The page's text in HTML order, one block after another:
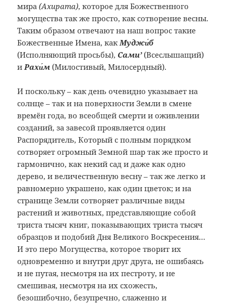
мира(Ахирата), которое для Божественного
могущества так же просто, как сотворение весны.
Таким образом отвечают на наш вопрос такие
Божественные Имена, какМуджи́б
(Исполняющий просьбы), Сами’(Всеслышащий)
иРахи́м(Милостивый, Милосердный).
И поскольку – как день очевидно указывает на
солнце – так и на поверхности Земли в смене
времён года, во всеобщей смерти и оживлении
созданий, за завесой проявляется один
Распорядитель, Который с полным порядком
сотворяет огромный Земной шар так же просто и
гармонично, как некий сад и даже как одно
дерево, и величественную весну – так же легко и
равномерно украшено, как один цветок; и на
странице Земли сотворяет различные виды
растений и животных, представляющие собой
триста тысяч книг, показывающих триста тысяч
образцов и подобий Дня Великого Воскресения…
И это перо Могущества, которое творит их
одновременно и внутри друг друга, не ошибаясь
и не путая, несмотря на их пестроту, и не
смешивая, несмотря на их схожесть,
безошибочно, безупречно, слаженно и